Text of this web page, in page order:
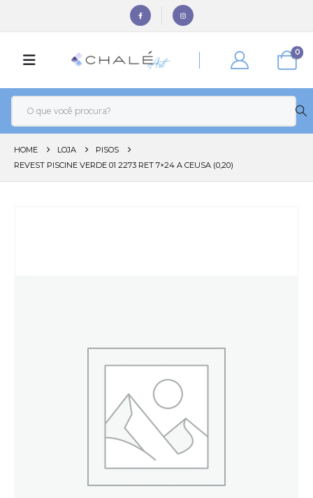
0
HOME LOJA
PISOS
REVEST PISCINE VERDE 01 2273 RET 7×24 A CEUSA (0,20)